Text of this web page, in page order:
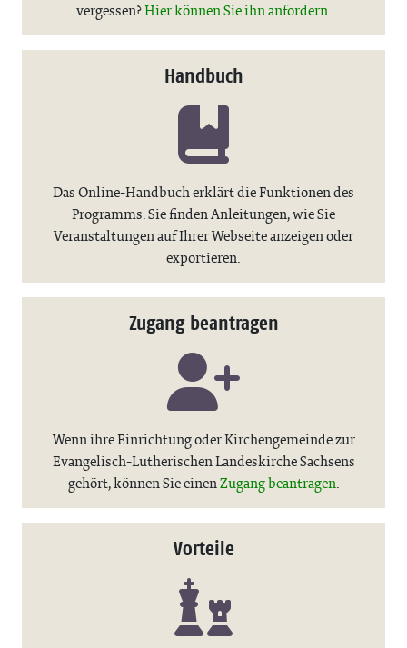
vergessen?Hier können Sie ihn anfordern.
Handbuch
Das Online-Handbuch erklärt die Funktionen des
Programms. Sie finden Anleitungen, wie Sie
Veranstaltungen auf Ihrer Webseite anzeigen oder
exportieren.
Zugang beantragen
Wenn ihre Einrichtung oder Kirchengemeinde zur
Evangelisch-Lutherischen Landeskirche Sachsens
gehört, können Sie einenZugang beantragen.
Vorteile